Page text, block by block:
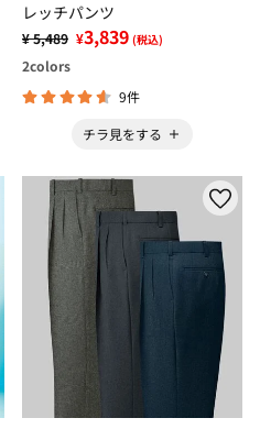
レッチパンツ
¥ 5,489 ¥3,839 (税込)
2colors
9件
チラ見をする